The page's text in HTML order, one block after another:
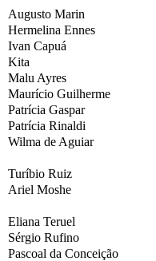
Augusto Marin
Hermelina Ennes
Ivan Capuá
Kita
Malu Ayres
Maurício Guilherme
Patrícia Gaspar
Patrícia Rinaldi
Wilma de Aguiar
Turíbio Ruiz
Ariel Moshe
Eliana Teruel
Sérgio Rufino
Pascoal da Conceição